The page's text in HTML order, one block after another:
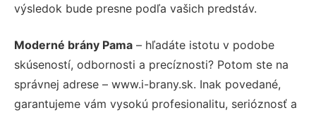
výsledok bude presne podľa vašich predstáv.
Moderné brány Pama – hľadáte istotu v podobe
skúseností, odbornosti a precíznosti? Potom ste na
správnej adrese – www.i-brany.sk. Inak povedané,
garantujeme vám vysokú profesionalitu, serióznosť a